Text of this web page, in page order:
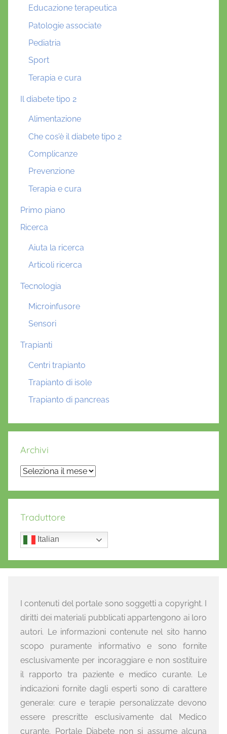
Educazione terapeutica
Patologie associate
Pediatria
Sport
Terapia e cura
Il diabete tipo 2
Alimentazione
Che cos’è il diabete tipo 2
Complicanze
Prevenzione
Terapia e cura
Primo piano
Ricerca
Aiuta la ricerca
Articoli ricerca
Tecnologia
Microinfusore
Sensori
Trapianti
Centri trapianto
Trapianto di isole
Trapianto di pancreas
Archivi
Archivi
Traduttore
Italian
I contenuti del portale sono soggetti a copyright. I
diritti dei materiali pubblicati appartengono ai loro
autori. Le informazioni contenute nel sito hanno
scopo puramente informativo e sono fornite
esclusivamente per incoraggiare e non sostituire
il rapporto tra paziente e medico curante. Le
indicazioni fornite dagli esperti sono di carattere
generale: cure e terapie personalizzate devono
essere prescritte esclusivamente dal Medico
curante. Portale Diabete non si assume alcuna